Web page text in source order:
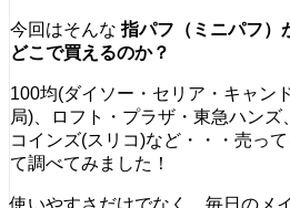
今回はそんな指パフ（ミニパフ）
どこで買えるのか？
100均(ダイソー・セリア・キャン
局)、ロフト・プラザ・東急ハン
コインズ(スリコ)など・・・売っ
て調べてみました！
使いやすさだけでなく、毎日のメ